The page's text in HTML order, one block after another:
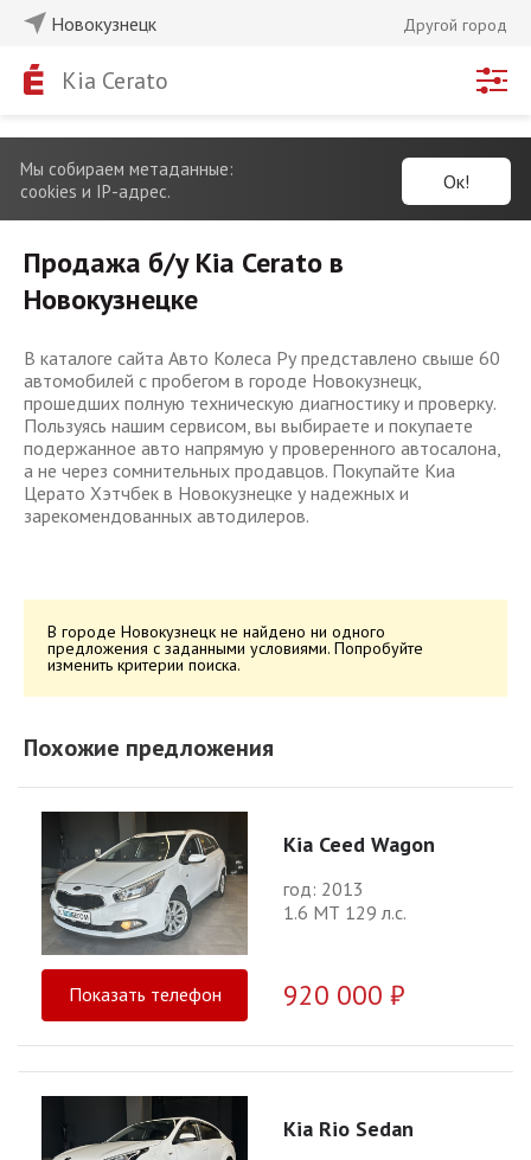
Новокузнецк Другой город
Kia Cerato
Мы собираем метаданные:
cookies и IP-адрес.
Ок!
Продажа б/у Kia Cerato в
Новокузнецке
В каталоге сайта Авто Колеса Ру представлено свыше 60
автомобилей с пробегом в городе Новокузнецк,
прошедших полную техническую диагностику и проверку.
Пользуясь нашим сервисом, вы выбираете и покупаете
подержанное авто напрямую у проверенного автосалона,
а не через сомнительных продавцов. Покупайте Киа
Церато Хэтчбек в Новокузнецке у надежных и
зарекомендованных автодилеров.
В городе Новокузнецк не найдено ни одного
предложения с заданными условиями. Попробуйте
изменить критерии поиска.
Похожие предложения
Kia Ceed Wagon
год: 2013
1.6 МТ 129 л.с.
Показать телефон 920 000 ₽
Kia Rio Sedan